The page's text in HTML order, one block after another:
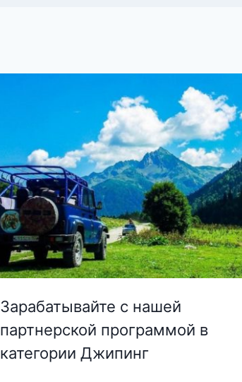
Зарабатывайте с нашей
партнерской программой в
категории Джипинг